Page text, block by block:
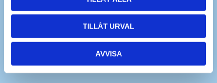
TILLÅT URVAL
AVVISA
Dina personuppgifter behandlas i enlighet med vårintegritetspolicy.